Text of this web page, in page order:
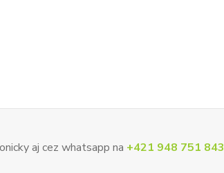
aj cez whatsapp na +421 948 751 843